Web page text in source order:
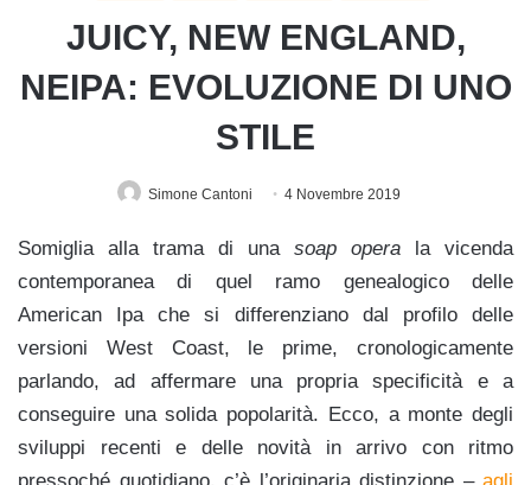
JUICY, NEW ENGLAND,
NEIPA: EVOLUZIONE DI UNO
STILE
Simone Cantoni 4 Novembre 2019
Somiglia alla trama di una soap opera la vicenda
contemporanea di quel ramo genealogico delle
American Ipa che si differenziano dal profilo delle
versioni West Coast, le prime, cronologicamente
parlando, ad affermare una propria specificità e a
conseguire una solida popolarità. Ecco, a monte degli
sviluppi recenti e delle novità in arrivo con ritmo